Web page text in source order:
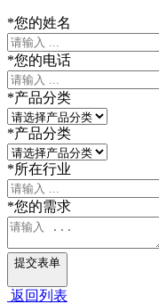
*您的姓名
*您的电话
*产品分类
*产品分类
*所在行业
*您的需求
提交表单
返回列表